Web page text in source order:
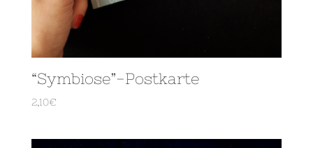
“Symbiose”-Postkarte
2,10€